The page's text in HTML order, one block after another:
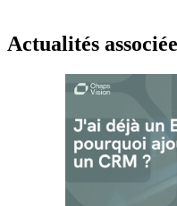
Actualités